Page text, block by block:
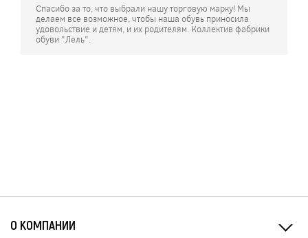
Спасибо за то, что выбрали нашу торговую марку! Мы
делаем все возможное, чтобы наша обувь приносила
удовольствие и детям, и их родителям. Коллектив фабрики
обуви "Лель".
О КОМПАНИИ